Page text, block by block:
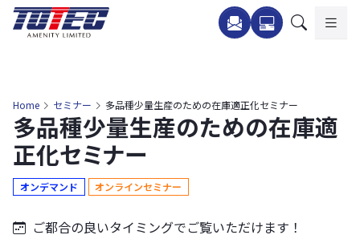
Home セミナー 多品種少量生産のための在庫適正化セミナー
多品種少量生産のための在庫適
正化セミナー
オンデマンド オンラインセミナー
ご都合の良いタイミングでご覧いただけます！